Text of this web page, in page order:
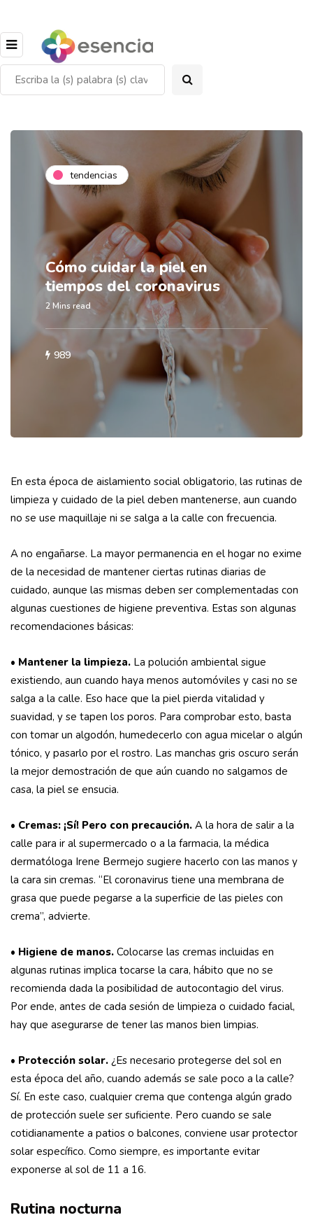
tendencias
Cómo cuidar la piel en
tiempos del coronavirus
2 Mins read
989
En esta época de aislamiento social obligatorio, las rutinas de
limpieza y cuidado de la piel deben mantenerse, aun cuando
no se use maquillaje ni se salga a la calle con frecuencia.
A no engañarse. La mayor permanencia en el hogar no exime
de la necesidad de mantener ciertas rutinas diarias de
cuidado, aunque las mismas deben ser complementadas con
algunas cuestiones de higiene preventiva. Estas son algunas
recomendaciones básicas:
• Mantener la limpieza. La polución ambiental sigue
existiendo, aun cuando haya menos automóviles y casi no se
salga a la calle. Eso hace que la piel pierda vitalidad y
suavidad, y se tapen los poros. Para comprobar esto, basta
con tomar un algodón, humedecerlo con agua micelar o algún
tónico, y pasarlo por el rostro. Las manchas gris oscuro serán
la mejor demostración de que aún cuando no salgamos de
casa, la piel se ensucia.
• Cremas: ¡Sí! Pero con precaución. A la hora de salir a la
calle para ir al supermercado o a la farmacia, la médica
dermatóloga Irene Bermejo sugiere hacerlo con las manos y
la cara sin cremas. “El coronavirus tiene una membrana de
grasa que puede pegarse a la superficie de las pieles con
crema”, advierte.
• Higiene de manos. Colocarse las cremas incluidas en
algunas rutinas implica tocarse la cara, hábito que no se
recomienda dada la posibilidad de autocontagio del virus.
Por ende, antes de cada sesión de limpieza o cuidado facial,
hay que asegurarse de tener las manos bien limpias.
• Protección solar. ¿Es necesario protegerse del sol en
esta época del año, cuando además se sale poco a la calle?
Sí. En este caso, cualquier crema que contenga algún grado
de protección suele ser suficiente. Pero cuando se sale
cotidianamente a patios o balcones, conviene usar protector
solar específico. Como siempre, es importante evitar
exponerse al sol de 11 a 16.
Rutina nocturna